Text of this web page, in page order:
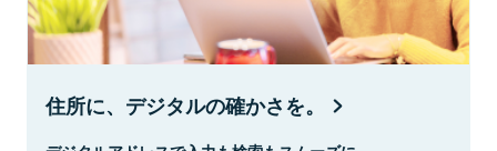
住所に、デジタルの確かさを。